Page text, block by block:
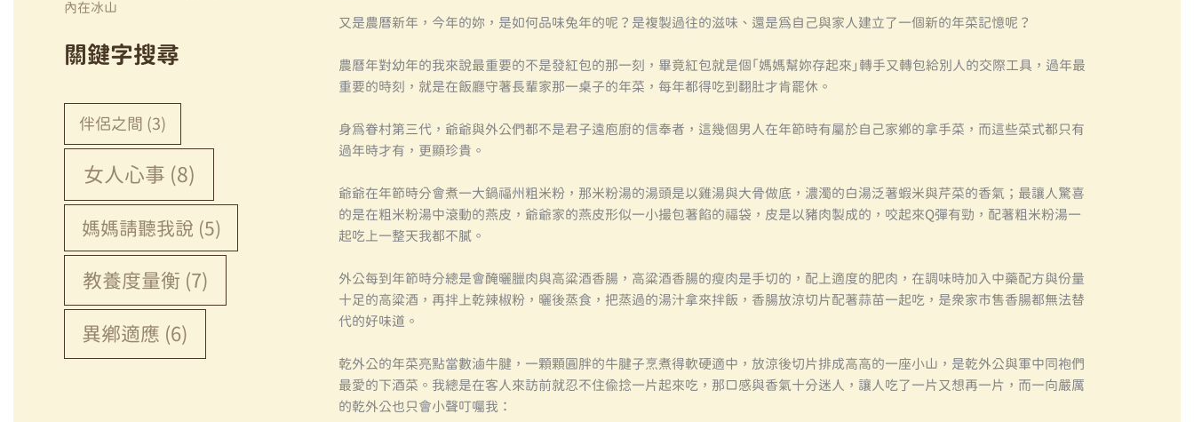
內在冰山
關鍵字搜尋
伴侶之間 (3)
女人心事 (8)
媽媽請聽我說 (5)
教養度量衡 (7)
異鄉適應 (6)
又是農曆新年，今年的妳，是如何品味兔年的呢？是複製過往的滋味、還是為自己與家人建立了一個新的年菜記憶呢？
農曆年對幼年的我來說最重要的不是發紅包的那一刻，畢竟紅包就是個「媽媽幫妳存起來」轉手又轉包給別人的交際工具，過年最
重要的時刻，就是在飯廳守著長輩家那一桌子的年菜，每年都得吃到翻肚才肯罷休。
身為眷村第三代，爺爺與外公們都不是君子遠庖廚的信奉者，這幾個男人在年節時有屬於自己家鄉的拿手菜，而這些菜式都只有
過年時才有，更顯珍貴。
爺爺在年節時分會煮一大鍋福州粗米粉，那米粉湯的湯頭是以雞湯與大骨做底，濃濁的白湯泛著蝦米與芹菜的香氣；最讓人驚喜
的是在粗米粉湯中滾動的燕皮，爺爺家的燕皮形似一小撮包著餡的福袋，皮是以豬肉製成的，咬起來Q彈有勁，配著粗米粉湯一
起吃上一整天我都不膩。
外公每到年節時分總是會醃曬臘肉與高粱酒香腸，高粱酒香腸的瘦肉是手切的，配上適度的肥肉，在調味時加入中藥配方與份量
十足的高粱酒，再拌上乾辣椒粉，曬後蒸食，把蒸過的湯汁拿來拌飯，香腸放涼切片配著蒜苗一起吃，是眾家市售香腸都無法替
代的好味道。
乾外公的年菜亮點當數滷牛腱，一顆顆圓胖的牛腱子烹煮得軟硬適中，放涼後切片排成高高的一座小山，是乾外公與軍中同袍們
最愛的下酒菜。我總是在客人來訪前就忍不住偷捻一片起來吃，那口感與香氣十分迷人，讓人吃了一片又想再一片，而一向嚴厲
的乾外公也只會小聲叮囑我：